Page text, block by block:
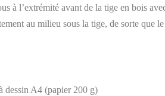
à l’extrémité avant de la tige en bois
au milieu sous la tige, de sorte que
dessin A4 (papier 200 g)